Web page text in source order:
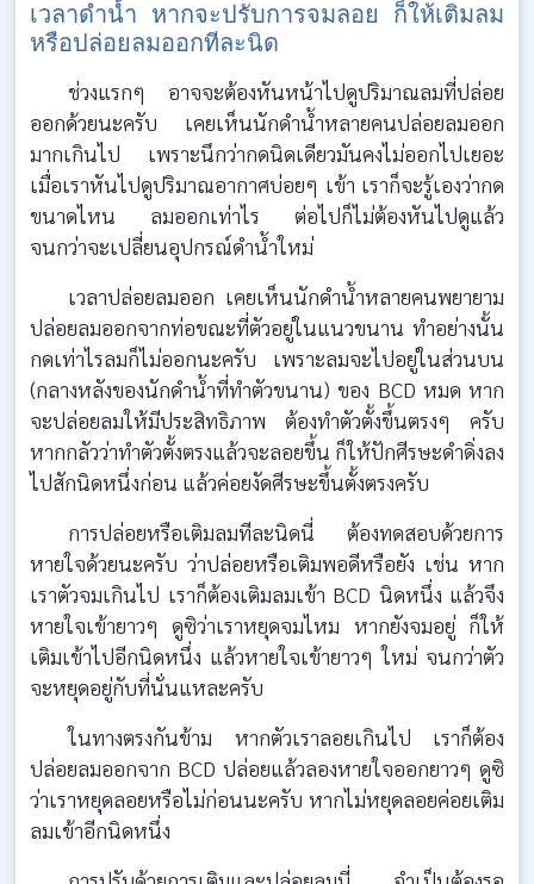
เวลาดำน้ำ หากจะปรับการจมลอย ก็ให้เติมลม
หรือปล่อยลมออกทีละนิด
ช่วงแรกๆ อาจจะต้องหันหน้าไปดูปริมาณลมที่ปล่อย
ออกด้วยนะครับ เคยเห็นนักดำน้ำหลายคนปล่อยลมออก
มากเกินไป เพราะนึกว่ากดนิดเดียวมันคงไม่ออกไปเยอะ
เมื่อเราหันไปดูปริมาณอากาศบ่อยๆ เข้า เราก็จะรู้เองว่ากด
ขนาดไหน ลมออกเท่าไร ต่อไปก็ไม่ต้องหันไปดูแล้ว
จนกว่าจะเปลี่ยนอุปกรณ์ดำน้ำใหม่
เวลาปล่อยลมออก เคยเห็นนักดำน้ำหลายคนพยายาม
ปล่อยลมออกจากท่อขณะที่ตัวอยู่ในแนวขนาน ทำอย่างนั้น
กดเท่าไรลมก็ไม่ออกนะครับ เพราะลมจะไปอยู่ในส่วนบน
(กลางหลังของนักดำน้ำที่ทำตัวขนาน) ของ BCD หมด หาก
จะปล่อยลมให้มีประสิทธิภาพ ต้องทำตัวตั้งขึ้นตรงๆ ครับ
หากกลัวว่าทำตัวตั้งตรงแล้วจะลอยขึ้น ก็ให้ปักศีรษะดำดิ่งลง
ไปสักนิดหนึ่งก่อน แล้วค่อยงัดศีรษะขึ้นตั้งตรงครับ
การปล่อยหรือเติมลมทีละนิดนี่ ต้องทดสอบด้วยการ
หายใจด้วยนะครับ ว่าปล่อยหรือเติมพอดีหรือยัง เช่น หาก
เราตัวจมเกินไป เราก็ต้องเติมลมเข้า BCD นิดหนึ่ง แล้วจึง
หายใจเข้ายาวๆ ดูซิว่าเราหยุดจมไหม หากยังจมอยู่ ก็ให้
เติมเข้าไปอีกนิดหนึ่ง แล้วหายใจเข้ายาวๆ ใหม่ จนกว่าตัว
จะหยุดอยู่กับที่นั่นแหละครับ
ในทางตรงกันข้าม หากตัวเราลอยเกินไป เราก็ต้อง
ปล่อยลมออกจาก BCD ปล่อยแล้วลองหายใจออกยาวๆ ดูซิ
ว่าเราหยุดลอยหรือไม่ก่อนนะครับ หากไม่หยุดลอยค่อยเติม
ลมเข้าอีกนิดหนึ่ง